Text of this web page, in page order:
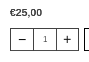
Regulärer Preis
€25,00